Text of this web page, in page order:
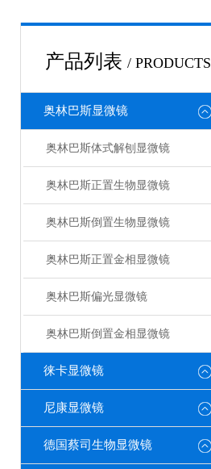
产品列表 / PRODUCTS
奥林巴斯显微镜
奥林巴斯体式解刨显微镜
奥林巴斯正置生物显微镜
奥林巴斯倒置生物显微镜
奥林巴斯正置金相显微镜
奥林巴斯偏光显微镜
奥林巴斯倒置金相显微镜
徕卡显微镜
尼康显微镜
德国蔡司生物显微镜